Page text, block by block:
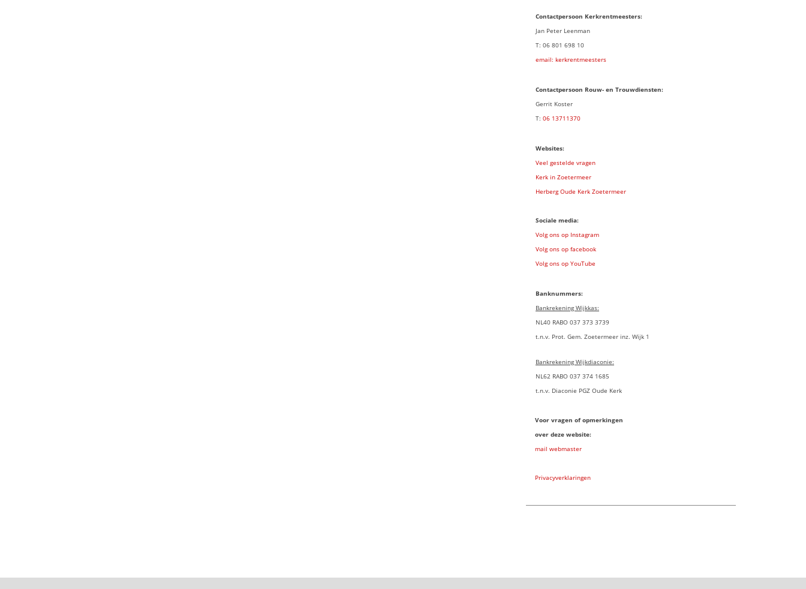
Contactpersoon Kerkrentmeesters:
Jan Peter Leenman
T: 06 801 698 10
email: kerkrentmeesters
Contactpersoon Rouw- en Trouwdiensten:
Gerrit Koster
T: 06 13711370
Websites:
Veel gestelde vragen
Kerk in Zoetermeer
Herberg Oude Kerk Zoetermeer
Sociale media:
Volg ons op Instagram
Volg ons op facebook
Volg ons op YouTube
Banknummers:
Bankrekening Wijkkas:
NL40 RABO 037 373 3739
t.n.v. Prot. Gem. Zoetermeer inz. Wijk 1
Bankrekening Wijkdiaconie:
NL62 RABO 037 374 1685
t.n.v. Diaconie PGZ Oude Kerk
Voor vragen of opmerkingen
over deze website:
mail webmaster
Privacyverklaringen